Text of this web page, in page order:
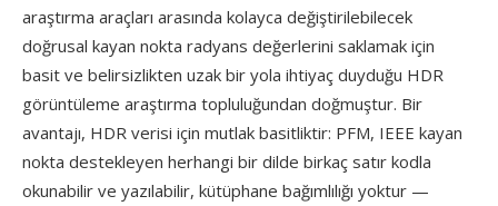
araştırma araçları arasında kolayca değiştirilebilecek
doğrusal kayan nokta radyans değerlerini saklamak için
basit ve belirsizlikten uzak bir yola ihtiyaç duyduğu HDR
görüntüleme araştırma topluluğundan doğmuştur. Bir
avantajı, HDR verisi için mutlak basitliktir: PFM, IEEE kayan
nokta destekleyen herhangi bir dilde birkaç satır kodla
okunabilir ve yazılabilir, kütüphane bağımlılığı yoktur —